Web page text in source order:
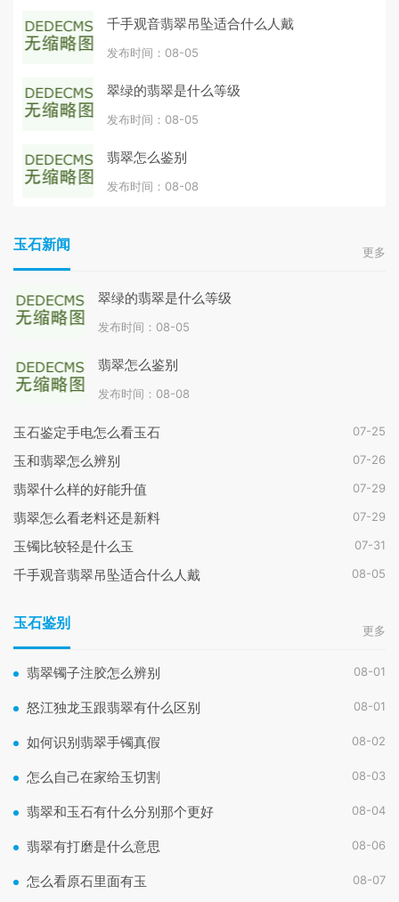
千手观音翡翠吊坠适合什么人戴
发布时间：08-05
翠绿的翡翠是什么等级
发布时间：08-05
翡翠怎么鉴别
发布时间：08-08
玉石新闻 更多
翠绿的翡翠是什么等级
发布时间：08-05
翡翠怎么鉴别
发布时间：08-08
玉石鉴定手电怎么看玉石 07-25
玉和翡翠怎么辨别 07-26
翡翠什么样的好能升值 07-29
翡翠怎么看老料还是新料 07-29
玉镯比较轻是什么玉 07-31
千手观音翡翠吊坠适合什么人戴 08-05
玉石鉴别 更多
翡翠镯子注胶怎么辨别 08-01
怒江独龙玉跟翡翠有什么区别 08-01
如何识别翡翠手镯真假 08-02
怎么自己在家给玉切割 08-03
翡翠和玉石有什么分别那个更好 08-04
翡翠有打磨是什么意思 08-06
怎么看原石里面有玉 08-07